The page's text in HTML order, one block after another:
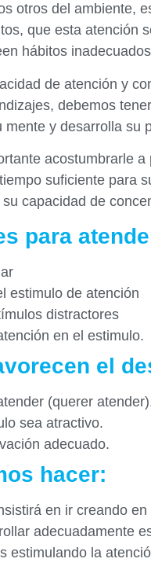
otros del ambiente,
que esta atención
hábitos
de atención y
debemos
mente y desarrolla su
acostumbrarle
suficiente para
capacidad de
para
estimulo de atención
distractores
en el estimulo.
el
(querer
sea atractivo.
adecuado.
hacer:
en ir creando
adecuadamente
estimulando la